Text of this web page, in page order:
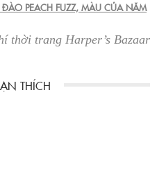
PEACH FUZZ, MÀU CỦA NĂM
thời trang Harper’s Bazaar